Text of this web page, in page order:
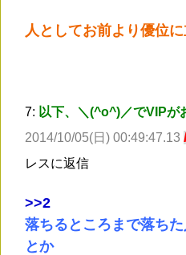
人としてお前より優位
7: 以下、＼(^o^)／でVIPが
2014/10/05(日) 00:49:47.13
レスに返信
>>2
落ちるところまで落ち
とか